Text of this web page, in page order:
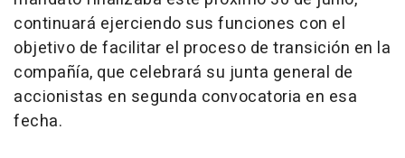
continuará ejerciendo sus funciones con el
objetivo de facilitar el proceso de transición en la
compañía, que celebrará su junta general de
accionistas en segunda convocatoria en esa
fecha.